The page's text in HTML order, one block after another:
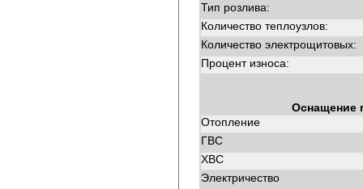
Тип розлива:
Количество теплоузлов:
Количество электрощитовых:
Процент износа:
Оснащение
Отопление
ГВС
ХВС
Электричество